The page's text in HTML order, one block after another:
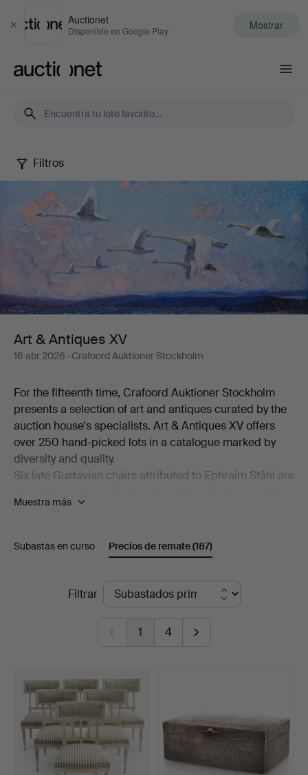
Cerrar
Auctionet
Disponible en Google Play Mostrar
Art
Antiques
Filtros
Art & Antiques XV
16 abr 2026 · Crafoord Auktioner Stockholm
For the fifteenth time, Crafoord Auktioner Stockholm
presents a selection of art and antiques curated by the
auction house's specialists. Art & Antiques XV offers
over 250 hand-picked lots in a catalogue marked by
diversity and quality.
Six late Gustavian chairs attributed to Ephraim Ståhl are
made by Anders Arvidsson Castman in Eksjö in 1793
Madrid's starting eleven from 1966. And on the
bookshelf stands a copy of C L Grubb's substantial
century. Add to this a wealth of beautiful objects,
including a mahogany chiffonier by Carl Hendric Blom,
a Japonesque folding screen, a ladle holder, a cameo
brooch, an English stilton spoon, Iwan Constantin
besides.
Welcome!
Muestra más
Subastas en curso Precios de remate(187)
Filtrar
1 4